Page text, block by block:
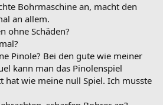
Bohrmaschine an, macht den
an allem.
ohne Schäden?
Pinole? Bei den gute wie meiner
kann man das Pinolenspiel
hat wie meine null Spiel. Ich musste